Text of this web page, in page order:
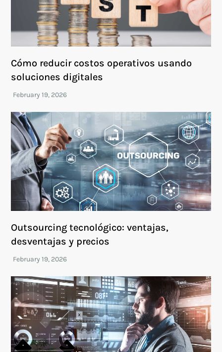
Cómo reducir costos operativos usando
soluciones digitales
Outsourcing tecnológico: ventajas,
desventajas y precios